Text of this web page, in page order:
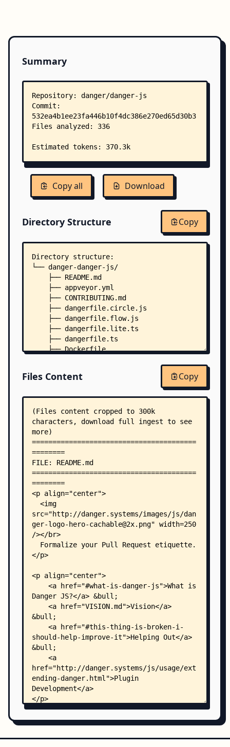
Summary
Copy all Download
Directory Structure Copy
Directory structure:
└── danger-danger-js/
    ├── README.md
    ├── appveyor.yml
    ├── CONTRIBUTING.md
    ├── dangerfile.circle.js
    ├── dangerfile.flow.js
    ├── dangerfile.lite.ts
    ├── dangerfile.ts
    ├── Dockerfile
    ├── SECURITY.md
    ├── tsconfig.production.json
    ├── tsconfig.spec.json
    ├── tslint.json
    ├── VISION.md
    ├── wallaby.js
    ├── .babelrc
    ├── .editorconfig
    ├── .eslintignore
    ├── .eslintrc.js
    ├── .flowconfig
    ├── .npmignore
    ├── .pre-commit-config.yaml
    ├── .prettierignore
    ├── .release-it.json
    ├── docs/
    │   ├── architecture.md
    │   ├── guides/
    │   │   ├── faq.html.md
    │   │   ├── peril.html.md
    │   │   └── the_dangerfile.html.md
    │   ├── tutorials/
    │   │   ├── dependencies.html.md
    │   │   ├── fast-feedback.html.md
    │   │   ├── node-app.html.md
    │   │   ├── node-library.html.md
    │   │   └── transpilation.html.md
    │   └── usage/
    │       ├── bitbucket_cloud.html.md
    │       ├── bitbucket_server.html.md
    │       ├── culture.html.md
    │       ├── danger-process.html.md
    │       ├── github_enterprise.html.md
Files Content Copy